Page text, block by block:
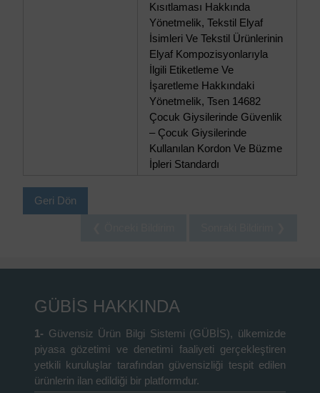
Kısıtlaması Hakkında
Yönetmelik, Tekstil Elyaf
İsimleri Ve Tekstil Ürünlerinin
Elyaf Kompozisyonlarıyla
İlgili Etiketleme Ve
İşaretleme Hakkındaki
Yönetmelik, Tsen 14682
Çocuk Giysilerinde Güvenlik
– Çocuk Giysilerinde
Kullanılan Kordon Ve Büzme
İpleri Standardı
Geri Dön
GÜBİS HAKKINDA
1- Güvensiz Ürün Bilgi Sistemi (GÜBİS), ülkemizde
piyasa gözetimi ve denetimi faaliyeti gerçekleştiren
yetkili kuruluşlar tarafından güvensizliği tespit edilen
ürünlerin ilan edildiği bir platformdur.